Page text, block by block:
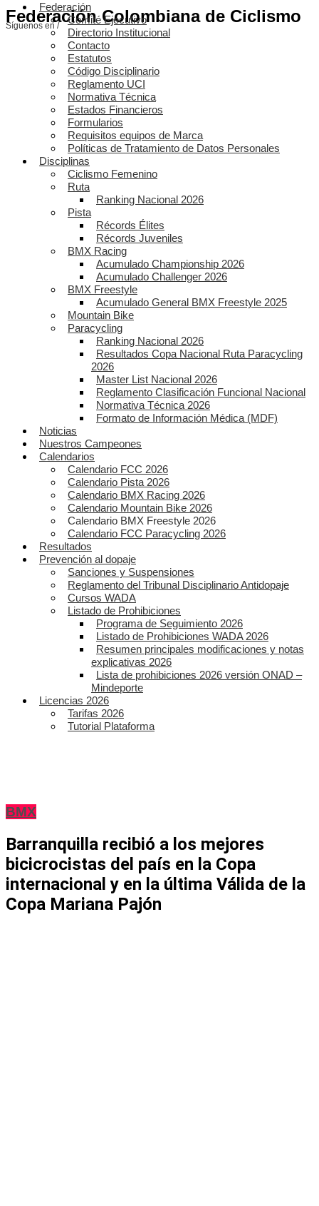
Federación Colombiana de Ciclismo
Síguenos en /
Federación
Comité Ejecutivo
Directorio Institucional
Contacto
Estatutos
Código Disciplinario
Reglamento UCI
Normativa Técnica
Estados Financieros
Formularios
Requisitos equipos de Marca
Políticas de Tratamiento de Datos Personales
Disciplinas
Ciclismo Femenino
Ruta
Ranking Nacional 2026
Pista
Récords Élites
Récords Juveniles
BMX Racing
Acumulado Championship 2026
Acumulado Challenger 2026
BMX Freestyle
Acumulado General BMX Freestyle 2025
Mountain Bike
Paracycling
Ranking Nacional 2026
Resultados Copa Nacional Ruta Paracycling
2026
Master List Nacional 2026
Reglamento Clasificación Funcional Nacional
Normativa Técnica 2026
Formato de Información Médica (MDF)
Noticias
Nuestros Campeones
Calendarios
Calendario FCC 2026
Calendario Pista 2026
Calendario BMX Racing 2026
Calendario Mountain Bike 2026
Calendario BMX Freestyle 2026
Calendario FCC Paracycling 2026
Resultados
Prevención al dopaje
Sanciones y Suspensiones
Reglamento del Tribunal Disciplinario Antidopaje
Cursos WADA
Listado de Prohibiciones
Programa de Seguimiento 2026
Listado de Prohibiciones WADA 2026
Resumen principales modificaciones y notas
explicativas 2026
Lista de prohibiciones 2026 versión ONAD –
Mindeporte
Licencias 2026
Tarifas 2026
Tutorial Plataforma
BMX
Barranquilla recibió a los mejores
bicicrocistas del país en la Copa
internacional y en la última Válida de la
Copa Mariana Pajón